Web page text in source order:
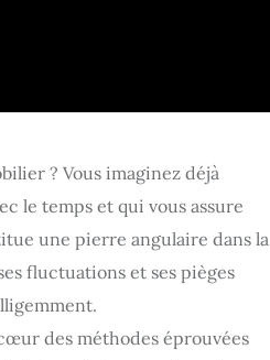
? Vous imaginez déjà
le temps et qui vous assure
une pierre angulaire dans la
fluctuations et ses pièges
des méthodes éprouvées